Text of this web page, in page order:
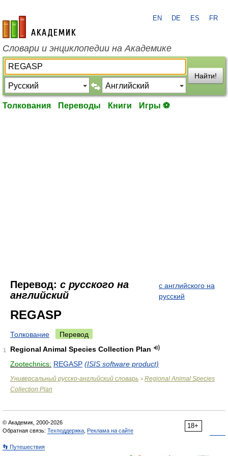
academic.ru
EN DE ES FR
Словари и энциклопедии на Академике
Найти!
Толкования Переводы Книги Игры ⚽
Перевод: с русского на
английский
с английского на
русский
REGASP
Толкование Перевод
1
Regional Animal Species Collection Plan
Zootechnics: REGASP (ISIS software product)
Универсальный русско-английский словарь > Regional Animal Species
Collection Plan
18+
© Академик, 2000-2026
Обратная связь: Техподдержка Реклама на сайте
👣 Путешествия